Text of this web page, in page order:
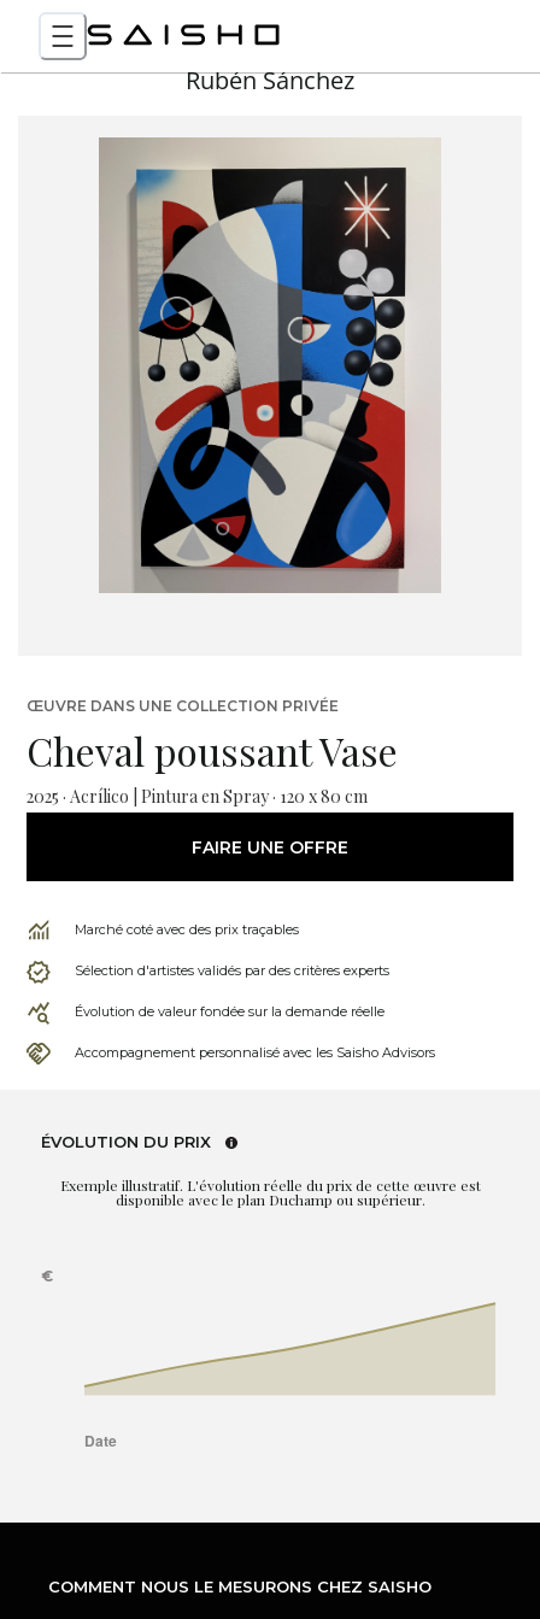
Rubén Sánchez
ŒUVRE DANS UNE COLLECTION PRIVÉE
Cheval poussant Vase
2025 · Acrílico | Pintura en Spray · 120 x 80 cm
FAIRE UNE OFFRE
Marché coté avec des prix traçables
Sélection d'artistes validés par des critères experts
Évolution de valeur fondée sur la demande réelle
Accompagnement personnalisé avec les Saisho Advisors
ÉVOLUTION DU PRIX
Exemple illustratif. L'évolution réelle du prix de cette œuvre est
disponible avec le plan Duchamp ou supérieur.
COMMENT NOUS LE MESURONS CHEZ SAISHO